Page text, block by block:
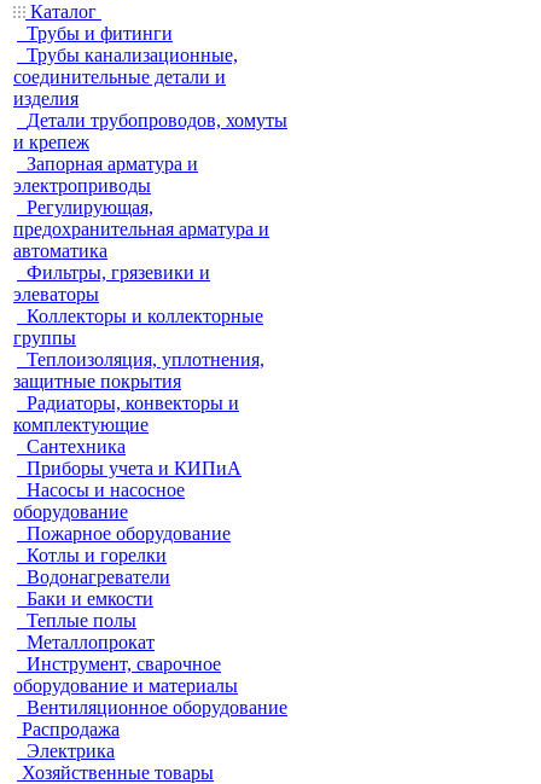
Каталог
Трубы и фитинги
Трубы канализационные,
соединительные детали и
изделия
Детали трубопроводов, хомуты
и крепеж
Запорная арматура и
электроприводы
Регулирующая,
предохранительная арматура и
автоматика
Фильтры, грязевики и
элеваторы
Коллекторы и коллекторные
группы
Теплоизоляция, уплотнения,
защитные покрытия
Радиаторы, конвекторы и
комплектующие
Сантехника
Приборы учета и КИПиА
Насосы и насосное
оборудование
Пожарное оборудование
Котлы и горелки
Водонагреватели
Баки и емкости
Теплые полы
Металлопрокат
Инструмент, сварочное
оборудование и материалы
Вентиляционное оборудование
Распродажа
Электрика
Хозяйственные товары